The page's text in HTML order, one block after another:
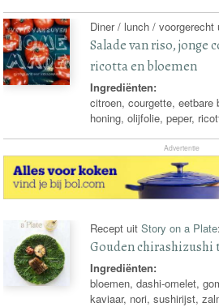
Diner / lunch / voorgerecht
Salade van riso, jonge
ricotta en bloemen
Ingrediënten:
citroen, courgette, eetbare
honing, olijfolie, peper,
Advertentie
Recept uitStory on a Plate:
Gouden chirashizushi
Ingrediënten:
bloemen, dashi-omelet,
kaviaar, nori, sushirijst,